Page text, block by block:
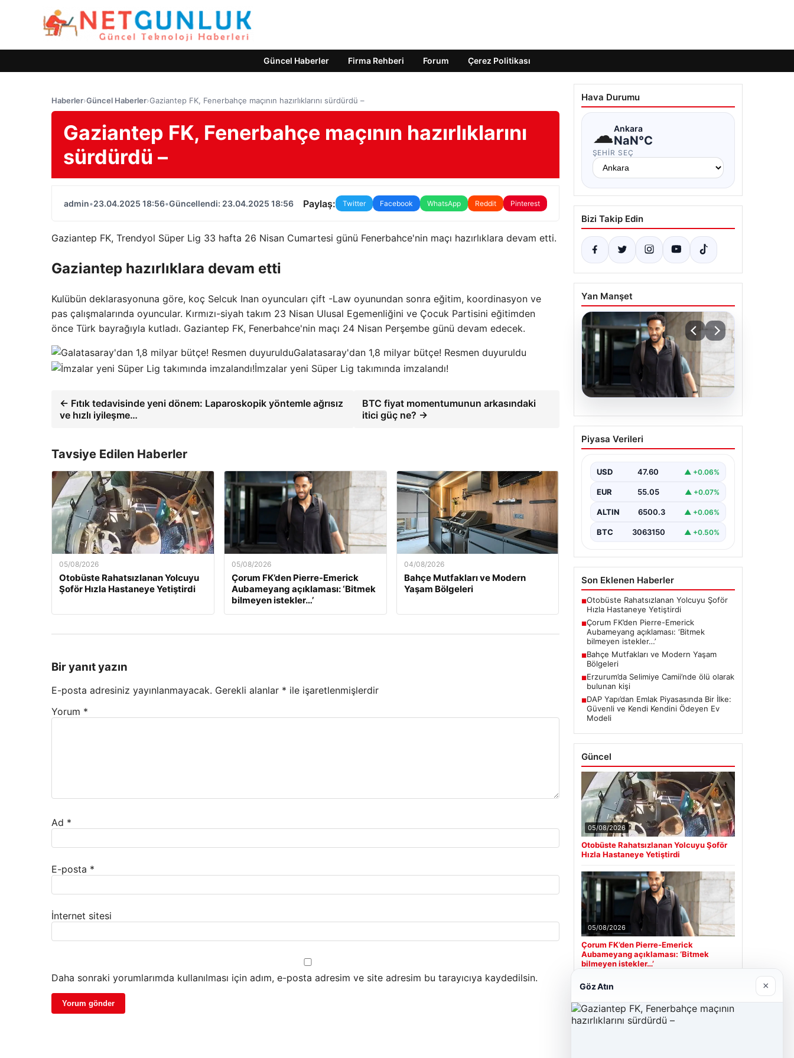
Güncel Haberler Firma Rehberi Forum Çerez Politikası
Haberler›Güncel Haberler›Gaziantep FK, Fenerbahçe maçının hazırlıklarını sürdürdü –
Gaziantep FK, Fenerbahçe maçının hazırlıklarını
sürdürdü –
admin•23.04.2025 18:56•Güncellendi: 23.04.2025 18:56 Paylaş: Twitter Facebook WhatsApp Reddit Pinterest
Gaziantep FK, Trendyol Süper Lig 33 hafta 26 Nisan Cumartesi günü Fenerbahce'nin maçı hazırlıklara devam etti.
Gaziantep hazırlıklara devam etti
Kulübün deklarasyonuna göre, koç Selcuk Inan oyuncuları çift -Law oyunundan sonra eğitim, koordinasyon ve
pas çalışmalarında oyuncular. Kırmızı-siyah takım 23 Nisan Ulusal Egemenliğini ve Çocuk Partisini eğitimden
önce Türk bayrağıyla kutladı. Gaziantep FK, Fenerbahce'nin maçı 24 Nisan Perşembe günü devam edecek.
Galatasaray'dan 1,8 milyar bütçe! Resmen duyuruldu
İmzalar yeni Süper Lig takımında imzalandı!
← Fıtık tedavisinde yeni dönem: Laparoskopik yöntemle ağrısız
ve hızlı iyileşme…
BTC fiyat momentumunun arkasındaki
itici güç ne? →
Tavsiye Edilen Haberler
05/08/2026
Otobüste Rahatsızlanan Yolcuyu
Şoför Hızla Hastaneye Yetiştirdi
05/08/2026
Çorum FK’den Pierre-Emerick
Aubameyang açıklaması: ‘Bitmek
bilmeyen istekler…’
04/08/2026
Bahçe Mutfakları ve Modern
Yaşam Bölgeleri
Bir yanıt yazın
E-posta adresiniz yayınlanmayacak. Gerekli alanlar * ile işaretlenmişlerdir
Yorum *
Ad *
E-posta *
İnternet sitesi
Daha sonraki yorumlarımda kullanılması için adım, e-posta adresim ve site adresim bu tarayıcıya kaydedilsin.
Hava Durumu
☁Ankara
NaN°C
ŞEHIR SEÇ
Bizi Takip Edin
Yan Manşet
05.08.2026
Çorum FK’den Pierre-
Emerick Aubameyang
bilmeyen istekler…’
Piyasa Verileri
USD 47.60 ▲ +0.06%
EUR 55.05 ▲ +0.07%
ALTIN 6500.3 ▲ +0.06%
BTC 3063150 ▲ +0.50%
Son Eklenen Haberler
■Otobüste Rahatsızlanan Yolcuyu Şoför
Hızla Hastaneye Yetiştirdi
■Çorum FK’den Pierre-Emerick
Aubameyang açıklaması: ‘Bitmek
bilmeyen istekler…’
■Bahçe Mutfakları ve Modern Yaşam
Bölgeleri
■Erzurum’da Selimiye Camii’nde ölü olarak
bulunan kişi
■DAP Yapı’dan Emlak Piyasasında Bir İlke:
Güvenli ve Kendi Kendini Ödeyen Ev
Modeli
Güncel
05/08/2026
Otobüste Rahatsızlanan Yolcuyu Şoför
Hızla Hastaneye Yetiştirdi
05/08/2026
Çorum FK’den Pierre-Emerick
Aubameyang açıklaması: ‘Bitmek
bilmeyen istekler…’
Son Eklenen Firmalar
Göz Atın ×